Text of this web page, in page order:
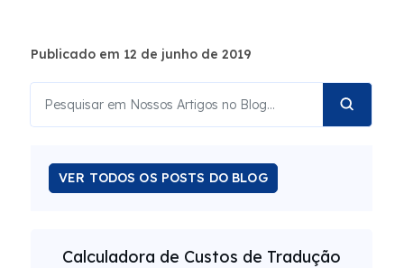
Publicado em 12 de junho de 2019
VER TODOS OS POSTS DO BLOG
Calculadora de Custos de Tradução